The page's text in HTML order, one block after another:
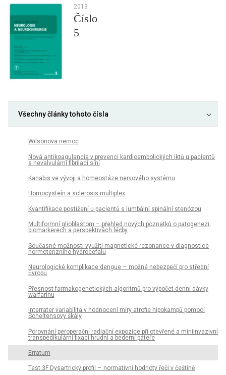
2013
Číslo
5
Všechny články tohoto čísla
Wilsonova nemoc
Nová antikoagulancia v prevenci kardioembolických iktů u pacientů
s nevalvulární fibrilací síní
Kanabis ve vývoji a homeostáze nervového systému
Homocysteín a sclerosis multiplex
Kvantifikace postižení u pacientů s lumbální spinální stenózou
Multiformní glioblastom – přehled nových poznatků o patogenezi,
bio­markerech a perspektivách léčby
Současné možnosti využití magnetické rezonance v dia­gnostice
normotenzního hydrocefalu
Neurologické komplikace dengue – možné nebezpečí pro střední
Evropu
Přesnost farmakogenetických algoritmů pro výpočet denní dávky
warfarinu
Interrater variabilita v hodnocení míry atrofie hipokampů pomocí
Scheltensovy škály
Porovnání peroperační radiační expozice při otevřené a miniinvazivní
transpedikulární fixaci hrudní a bederní páteře
Erratum
Test 3F Dysartrický profil – normativní hodnoty řeči v češtině